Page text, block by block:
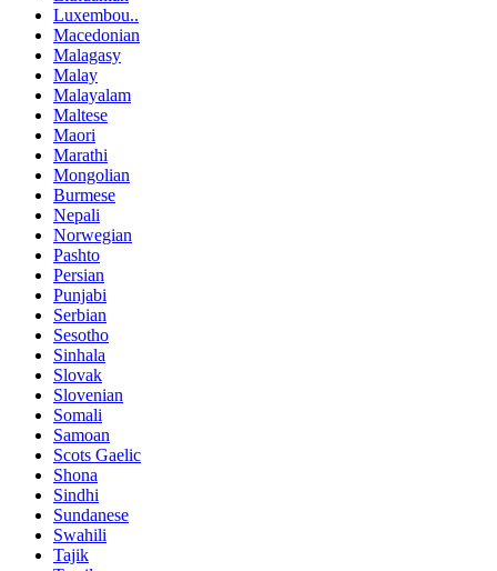
Luxembou..
Macedonian
Malagasy
Malay
Malayalam
Maltese
Maori
Marathi
Mongolian
Burmese
Nepali
Norwegian
Pashto
Persian
Punjabi
Serbian
Sesotho
Sinhala
Slovak
Slovenian
Somali
Samoan
Scots Gaelic
Shona
Sindhi
Sundanese
Swahili
Tajik